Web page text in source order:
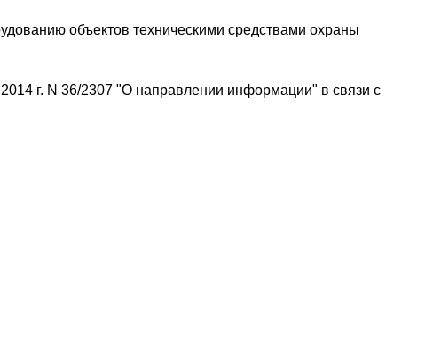
объектов техническими средствами охраны
г. N 36/2307 "О направлении информации" в связи с